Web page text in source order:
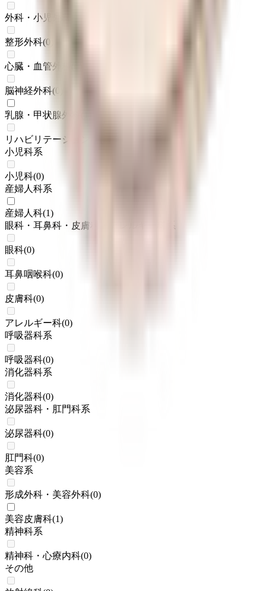
外科・小児外科
整形外科(0
心臓・血管外科
脳神経外科(0
乳腺・甲状腺外科
リハビリテーション科
小児科系
小児科(0)
産婦人科系
産婦人科(1)
眼科・耳鼻科・皮膚科・アレルギー科系
眼科(0)
耳鼻咽喉科(0)
皮膚科(0)
アレルギー科(0)
呼吸器科系
呼吸器科(0)
消化器科系
消化器科(0)
泌尿器科・肛門科系
泌尿器科(0)
肛門科(0)
美容系
形成外科・美容外科(0)
美容皮膚科(1)
精神科系
精神科・心療内科(0)
その他